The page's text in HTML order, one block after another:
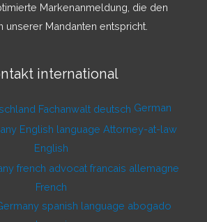
Markenanmeldung, die den
unserer Mandanten entspricht.
international
German
English
French